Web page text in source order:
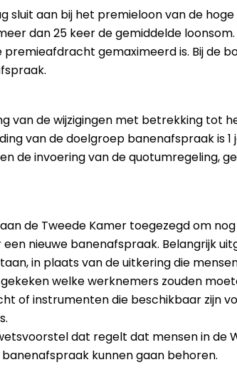
sluit aan bij het premieloon van de
dan 25 keer de gemiddelde
gemaximeerd is. Bij de
van de wijzigingen met betrekking tot
van de doelgroep banenafspraak is 1
de invoering van de quotumregeling,
de Tweede Kamer toegezegd om
nieuwe banenafspraak. Belangrijk
in plaats van de uitkering die
welke werknemers zouden
of instrumenten die beschikbaar zijn
dat regelt dat mensen in de
kunnen gaan behoren.